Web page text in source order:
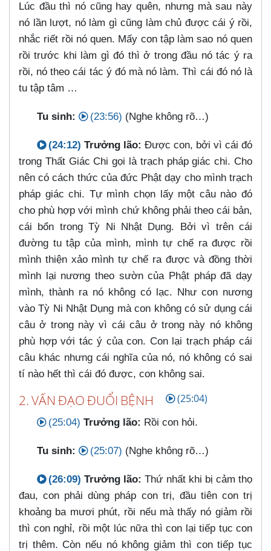
Lúc đầu thì nó cũng hay quên, nhưng mà sau này
nó lần lượt, nó làm gì cũng làm chủ được cái ý rồi,
nhắc riết rồi nó quen. Mấy con tập làm sao nó quen
rồi trước khi làm gì đó thì ở trong đầu nó tác ý ra
rồi, nó theo cái tác ý đó mà nó làm. Thì cái đó nó là
tu tập tâm …​
Tu sinh: (23:56) (Nghe không rõ…​)
(24:12) Trưởng lão: Được con, bởi vì cái đó
trong Thất Giác Chi gọi là trạch pháp giác chi. Cho
nên có cách thức của đức Phật dạy cho mình trạch
pháp giác chi. Tự mình chọn lấy một câu nào đó
cho phù hợp với mình chứ không phải theo cái bản,
cái bổn trong Tỳ Ni Nhật Dụng. Bởi vì trên cái
đường tu tập của mình, mình tự chế ra được rồi
mình thiện xảo mình tự chế ra được và đồng thời
mình lại nương theo sườn của Phật pháp đã dạy
mình, thành ra nó không có lạc. Như con nương
vào Tỳ Ni Nhật Dụng mà con không có sử dụng cái
câu ở trong này vì cái câu ở trong này nó không
phù hợp với tác ý của con. Con lại trạch pháp cái
câu khác nhưng cái nghĩa của nó, nó không có sai
tí nào hết thì cái đó được, con không sai.
2. VẤN ĐẠO ĐUỔI BỆNH (25:04)
(25:04) Trưởng lão: Rồi con hỏi.
Tu sinh: (25:07) (Nghe không rõ…​)
(26:09) Trưởng lão: Thứ nhất khi bị cảm thọ
đau, con phải dùng pháp con trị, đầu tiên con trị
khoảng ba mươi phút, rồi nếu mà thấy nó giảm rồi
thì con nghỉ, rồi một lúc nữa thì con lại tiếp tục con
trị thêm. Còn nếu nó không giảm thì con tiếp tục